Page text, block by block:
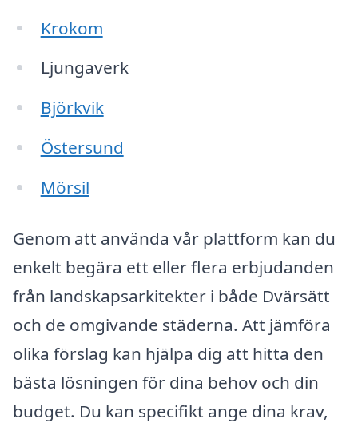
Krokom
Ljungaverk
Björkvik
Östersund
Mörsil
Genom att använda vår plattform kan du
enkelt begära ett eller flera erbjudanden
från landskapsarkitekter i både Dvärsätt
och de omgivande städerna. Att jämföra
olika förslag kan hjälpa dig att hitta den
bästa lösningen för dina behov och din
budget. Du kan specifikt ange dina krav,